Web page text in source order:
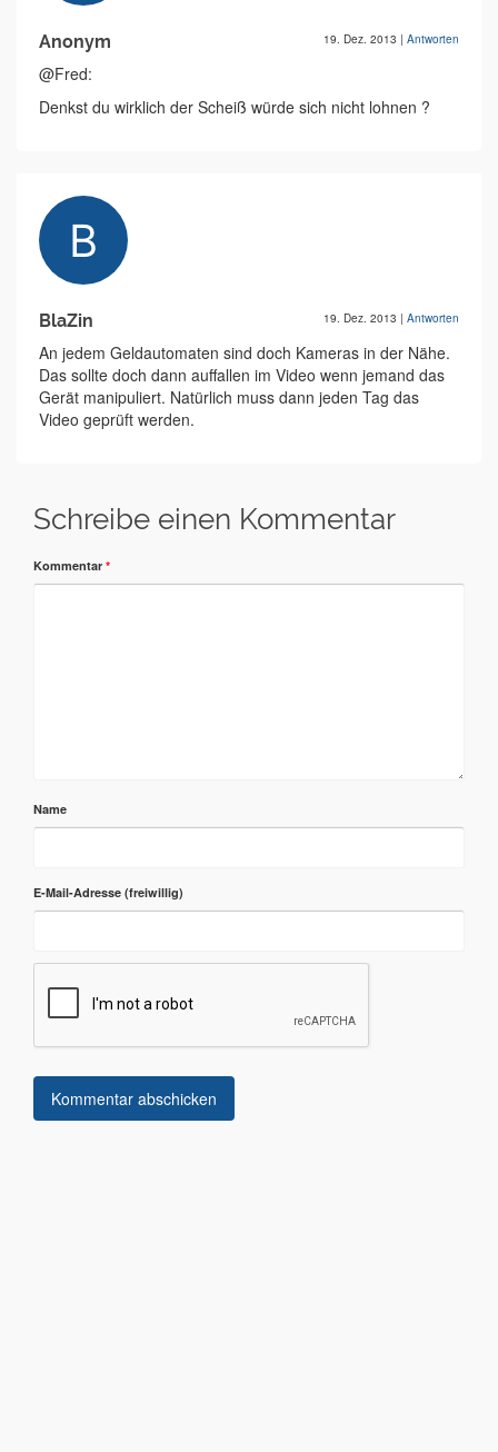
Anonym 19. Dez. 2013 | Antworten
@Fred:
Denkst du wirklich der Scheiß würde sich nicht lohnen ?
BlaZin 19. Dez. 2013 | Antworten
An jedem Geldautomaten sind doch Kameras in der Nähe.
Das sollte doch dann auffallen im Video wenn jemand das
Gerät manipuliert. Natürlich muss dann jeden Tag das
Video geprüft werden.
Schreibe einen Kommentar
Kommentar *
Name
E-Mail-Adresse